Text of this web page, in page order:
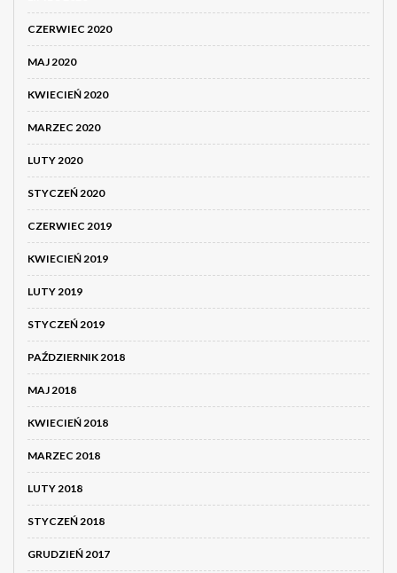
CZERWIEC 2020
MAJ 2020
KWIECIEŃ 2020
MARZEC 2020
LUTY 2020
STYCZEŃ 2020
CZERWIEC 2019
KWIECIEŃ 2019
LUTY 2019
STYCZEŃ 2019
PAŹDZIERNIK 2018
MAJ 2018
KWIECIEŃ 2018
MARZEC 2018
LUTY 2018
STYCZEŃ 2018
GRUDZIEŃ 2017